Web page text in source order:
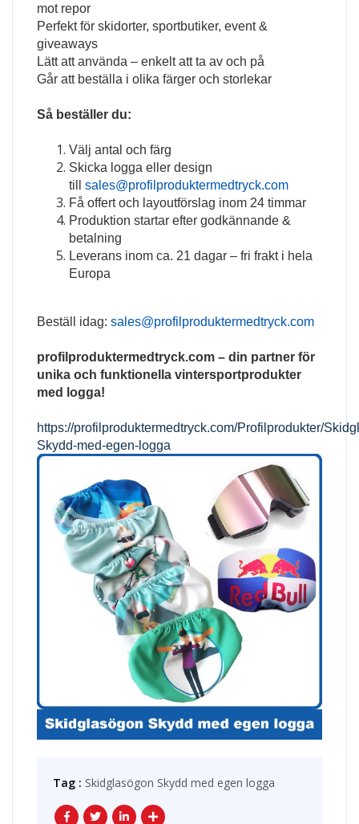
mot repor
Perfekt för skidorter, sportbutiker, event &
giveaways
Lätt att använda – enkelt att ta av och på
Går att beställa i olika färger och storlekar
Så beställer du:
Välj antal och färg
Skicka logga eller design
till sales@profilproduktermedtryck.com
Få offert och layoutförslag inom 24 timmar
Produktion startar efter godkännande &
betalning
Leverans inom ca. 21 dagar – fri frakt i hela
Europa
Beställ idag: sales@profilproduktermedtryck.com
profilproduktermedtryck.com – din partner för
unika och funktionella vintersportprodukter
med logga!
https://profilproduktermedtryck.com/Profilprodukter/
Skydd-med-egen-logga
Tag : Skidglasögon Skydd med egen logga